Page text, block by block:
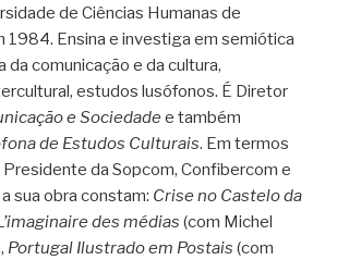
de Ciências Humanas de
1984. Ensina e investiga em semiótica
da comunicação e da cultura,
estudos lusófonos. É Diretor
e Sociedade e também
de Estudos Culturais. Em termos
da Sopcom, Confibercom e
sua obra constam: Crise no Castelo da
des médias (com Michel
Portugal Ilustrado em Postais (com